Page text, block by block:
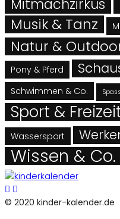
Mitmachzirkus
Musik & Tanz
Natur &
Pony & Pferd
Schwimmen & Co.
Sport &
Wassersport
Wissen & Co.
© 2020 kinder-kalender.de